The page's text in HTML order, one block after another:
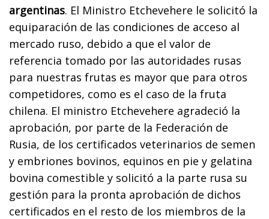
argentinas. El Ministro Etchevehere le solicitó la
equiparación de las condiciones de acceso al
mercado ruso, debido a que el valor de
referencia tomado por las autoridades rusas
para nuestras frutas es mayor que para otros
competidores, como es el caso de la fruta
chilena. El ministro Etchevehere agradeció la
aprobación, por parte de la Federación de
Rusia, de los certificados veterinarios de semen
y embriones bovinos, equinos en pie y gelatina
bovina comestible y solicitó a la parte rusa su
gestión para la pronta aprobación de dichos
certificados en el resto de los miembros de la